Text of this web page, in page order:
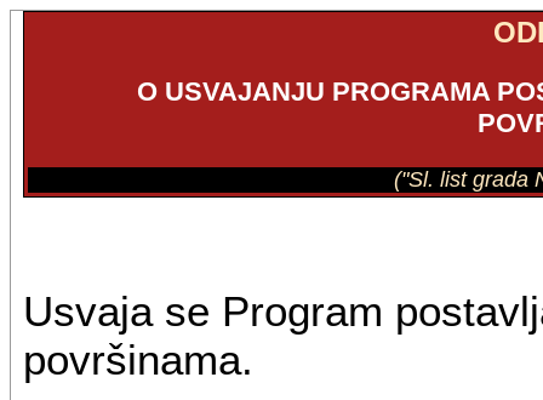
O USVAJANJU PROGRAMA
("Sl. list grada
Usvaja se Program
površinama.